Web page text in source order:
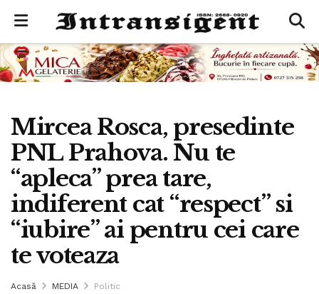
Mircea Rosca, presedinte
PNL Prahova. Nu te
“apleca” prea tare,
indiferent cat “respect” si
“iubire” ai pentru cei care
te voteaza
Acasă MEDIA Politic